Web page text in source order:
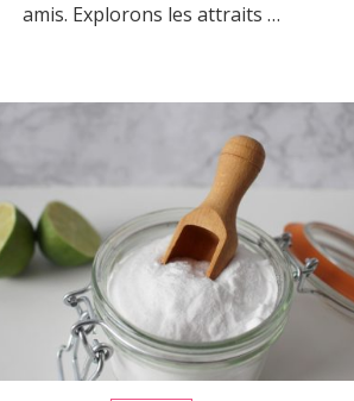
amis. Explorons les attraits …